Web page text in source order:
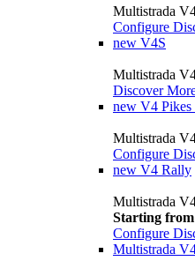
Multistrada
Configure
new V4S
Multistrada
Discover
new V4 Pikes
Multistrada
Configure
new V4 Rally
Multistrada
Starting
Configure
Multistrada